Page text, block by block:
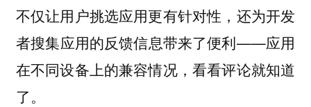
不仅让用户挑选应用更有针对性，还为开发
者搜集应用的反馈信息带来了便利——应用
在不同设备上的兼容情况，看看评论就知道
了。